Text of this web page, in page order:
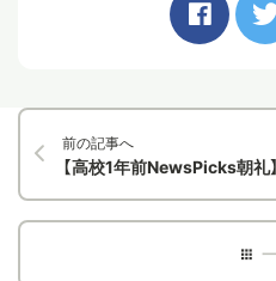
前の記事へ
【高校1年前NewsPicks朝礼】